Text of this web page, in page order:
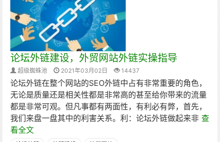
论坛外链建设，外贸网站外链实操指导
超级蜘蛛池 2021年03月02日 14437
论坛外链在整个网站的SEO外链中占有非常重要的角色，
无论是质量还是相关性都是非常高的甚至给你带来的流量
都是非常可观。但凡事都有两面性，有利必有弊，首先，
我们来盘一盘其中的利害关系。利：论坛外链做起来非 查
看全文